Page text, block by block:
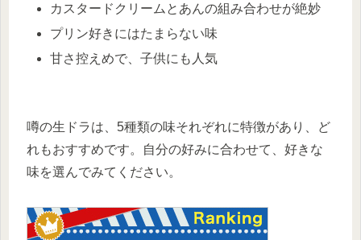
カスタードクリームとあんの組み合わせが絶妙
プリン好きにはたまらない味
甘さ控えめで、子供にも人気
噂の生ドラは、5種類の味それぞれに特徴があり、ど
れもおすすめです。自分の好みに合わせて、好きな
味を選んでみてください。